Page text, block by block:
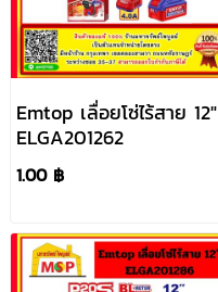
Emtop เลื่อยโซ่ไร้สาย 12"
ELGA201262
1.00 ฿